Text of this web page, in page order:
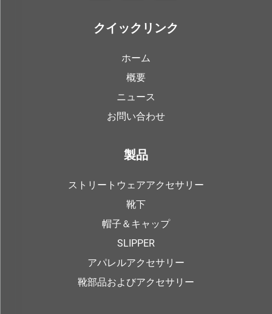
クイックリンク
ホーム
概要
ニュース
お問い合わせ
製品
ストリートウェアアクセサリー
靴下
帽子＆キャップ
SLIPPER
アパレルアクセサリー
靴部品およびアクセサリー